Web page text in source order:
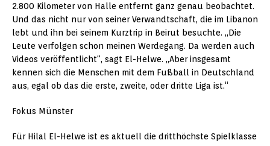
2.800 Kilometer von Halle entfernt ganz genau beobachtet.
Und das nicht nur von seiner Verwandtschaft, die im Libanon
lebt und ihn bei seinem Kurztrip in Beirut besuchte. „Die
Leute verfolgen schon meinen Werdegang. Da werden auch
Videos veröffentlicht“, sagt El-Helwe. „Aber insgesamt
kennen sich die Menschen mit dem Fußball in Deutschland
aus, egal ob das die erste, zweite, oder dritte Liga ist.“
Fokus Münster
Für Hilal El-Helwe ist es aktuell die dritthöchste Spielklasse